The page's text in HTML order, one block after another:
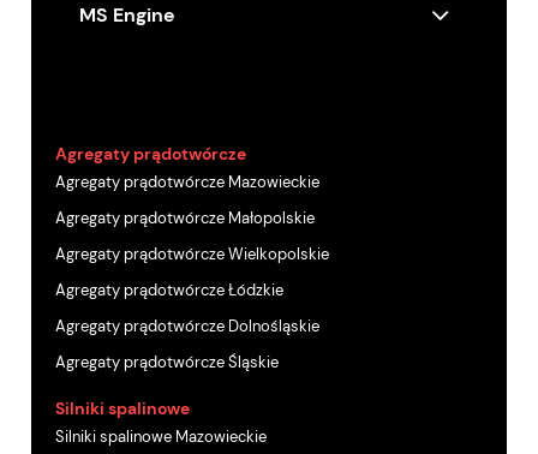
MS Engine
Agregaty prądotwórcze
Agregaty prądotwórcze Mazowieckie
Agregaty prądotwórcze Małopolskie
Agregaty prądotwórcze Wielkopolskie
Agregaty prądotwórcze Łódzkie
Agregaty prądotwórcze Dolnośląskie
Agregaty prądotwórcze Śląskie
Silniki spalinowe
Silniki spalinowe Mazowieckie